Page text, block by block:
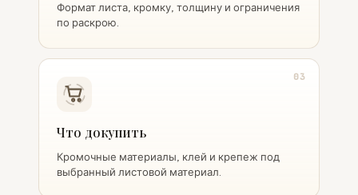
Формат листа, кромку, толщину и ограничения
по раскрою.
03
Что докупить
Кромочные материалы, клей и крепеж под
выбранный листовой материал.